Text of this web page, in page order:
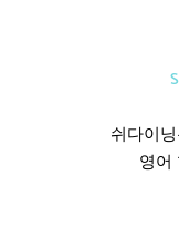
쉬다이
영어